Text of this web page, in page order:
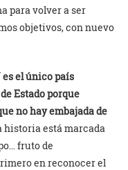
para volver a ser
objetivos, con nuevo
el único país
Estado porque
no hay embajada de
historia está marcada
fruto de
en reconocer el